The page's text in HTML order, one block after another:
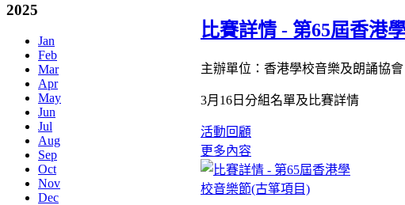
比賽詳情 - 第65屆香港
主辦單位：香港學校音樂及朗誦協會
3月16日分組名單及比賽詳情
活動回顧
更多內容
2025
Jan
Feb
Mar
Apr
May
Jun
Jul
Aug
Sep
Oct
Nov
Dec